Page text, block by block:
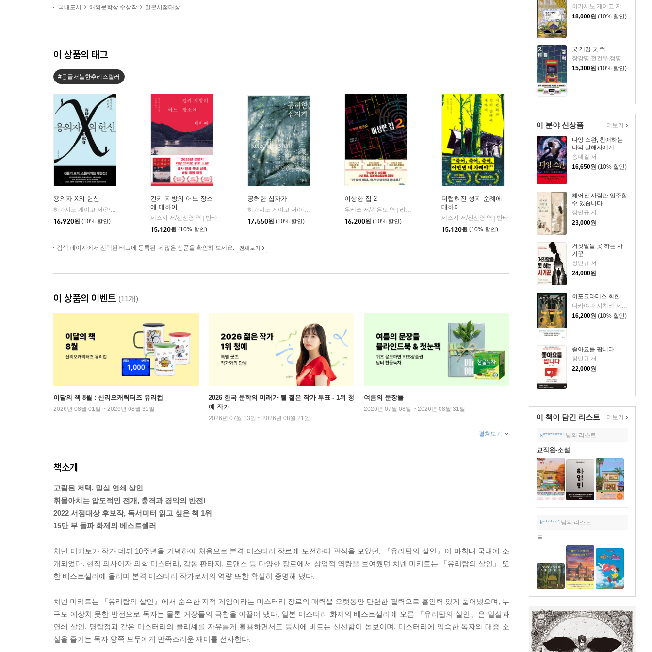
히가시노 게이고 저/김은모 역
18,000원 (10% 할인)
굿 게임 굿 럭
장강명,전건우,정명섭,정해연,조영주 저
15,300원 (10% 할인)
이 분야 신상품
다잉 스완, 친애하는
나의 살해자에게
송대길 저
16,650원 (10% 할인)
헤어진 사람만 입주할
수 있습니다
정민규 저
23,000원
거짓말을 못 하는 사
기꾼
정민규 저
24,000원
히포크라테스 회한
나카야마 시치리 저/민경욱 역
16,200원 (10% 할인)
좋아요를 팝니다
정민규 저
22,000원
더보기
이 책이 담긴 리스트 더보기
s********1님의 리스트
교직원-소설
k******1님의 리스트
ㅌ
국내도서 해외문학상 수상작 일본서점대상
이 상품의 태그
#등골서늘한추리스릴러
용의자 X의 헌신
히가시노 게이고 저/양억관 역
16,920원 (10% 할인)
긴키 지방의 어느 장소
에 대하여
세스지 저/전선영 역
반타
15,120원 (10% 할인)
공허한 십자가
히가시노 게이고 저/이선희 역
자음과모음
17,550원 (10% 할인)
이상한 집 2
우케쓰 저/김은모 역
리드비(READbie)
16,200원 (10% 할인)
더럽혀진 성지 순례에
대하여
세스지 저/전선영 역
반타
15,120원 (10% 할인)
검색 페이지에서 선택된 태그에 등록된 더 많은 상품을 확인해 보세요. 전체보기
이 상품의 이벤트 (11개)
이달의 책 8월 : 산리오캐릭터즈 유리컵
2026년 08월 01일 ~ 2026년 08월 31일
2026 한국 문학의 미래가 될 젊은 작가 투표 - 1위 청
예 작가
2026년 07월 13일 ~ 2026년 08월 21일
여름의 문장들
2026년 07월 08일 ~ 2026년 08월 31일
펼쳐보기
책소개
고립된 저택, 밀실 연쇄 살인
휘몰아치는 압도적인 전개, 충격과 경악의 반전!
2022 서점대상 후보작, 독서미터 읽고 싶은 책 1위
15만 부 돌파 화제의 베스트셀러
치넨 미키토가 작가 데뷔 10주년을 기념하여 처음으로 본격 미스터리 장르에 도전하며 관심을 모았던, 『유리탑의 살인』이 마침내 국내에 소
개되었다. 현직 의사이자 의학 미스터리, 감동 판타지, 로맨스 등 다양한 장르에서 상업적 역량을 보여줬던 치넨 미키토는 『유리탑의 살인』 또
한 베스트셀러에 올리며 본격 미스터리 작가로서의 역량 또한 확실히 증명해 냈다.
치넨 미키토는 『유리탑의 살인』에서 순수한 지적 게임이라는 미스터리 장르의 매력을 오랫동안 단련한 필력으로 흡인력 있게 풀어냈으며, 누
구도 예상치 못한 반전으로 독자는 물론 거장들의 극찬을 이끌어 냈다. 일본 미스터리 화제의 베스트셀러에 오른 『유리탑의 살인』은 밀실과
연쇄 살인, 명탐정과 같은 미스터리의 클리셰를 자유롭게 활용하면서도 동시에 비트는 신선함이 돋보이며, 미스터리에 익숙한 독자와 대중 소
설을 즐기는 독자 양쪽 모두에게 만족스러운 재미를 선사한다.